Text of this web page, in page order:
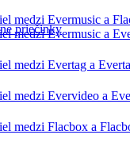
medzi Evermusic a
medzi Evermusic a
medzi Evertag a
medzi Evervideo a
medzi Flacbox a
priečinky